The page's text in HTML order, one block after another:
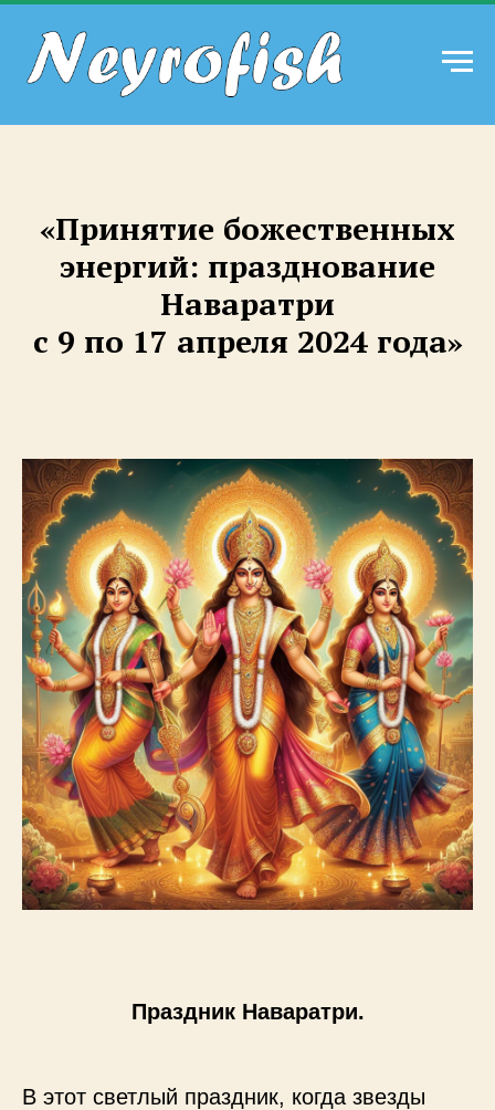
«Принятие божественных
энергий: празднование
Наваратри
с 9 по 17 апреля 2024 года»
Праздник Наваратри.
В этот светлый праздник, когда звезды